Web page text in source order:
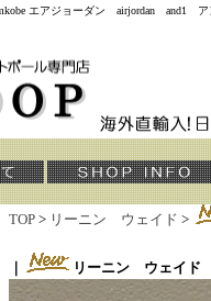
エアジョーダン airjordan
TOP > リーニン ウェイド >
リーニン ウェイド